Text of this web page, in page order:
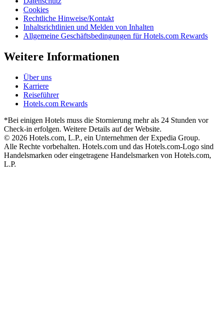
Cookies
Rechtliche Hinweise/Kontakt
Inhaltsrichtlinien und Melden von Inhalten
Allgemeine Geschäftsbedingungen für Hotels.com Rewards
Weitere Informationen
Über uns
Karriere
Reiseführer
Hotels.com Rewards
*Bei einigen Hotels muss die Stornierung mehr als 24 Stunden vor
Check-in erfolgen. Weitere Details auf der Website.
© 2026 Hotels.com, L.P., ein Unternehmen der Expedia Group.
Alle Rechte vorbehalten. Hotels.com und das Hotels.com-Logo sind
Handelsmarken oder eingetragene Handelsmarken von Hotels.com,
L.P.